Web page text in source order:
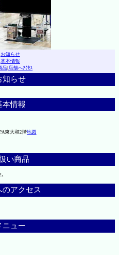
お知らせ
基本情報
品|店舗へｱｸｾｽ
知らせ
本情報
東大和2階地図
い商品
のアクセス
ニュー